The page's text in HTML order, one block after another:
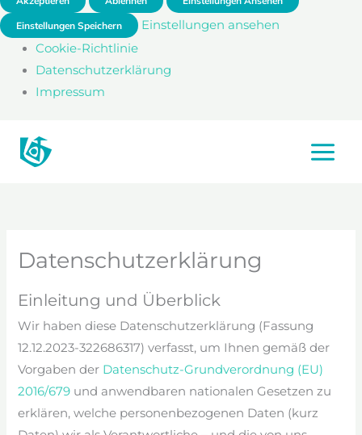
Einstellungen Speichern
Einstellungen ansehen
Cookie-Richtlinie
Datenschutzerklärung
Impressum
Inhalt
Datenschutzerklärung
Einleitung und Überblick
Wir haben diese Datenschutzerklärung (Fassung
12.12.2023-322686317) verfasst, um Ihnen gemäß der
Vorgaben der Datenschutz-Grundverordnung (EU)
2016/679 und anwendbaren nationalen Gesetzen zu
erklären, welche personenbezogenen Daten (kurz